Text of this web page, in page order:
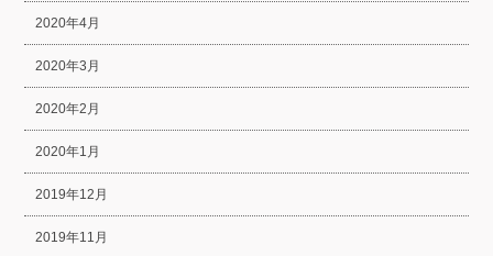
2020年4月
2020年3月
2020年2月
2020年1月
2019年12月
2019年11月